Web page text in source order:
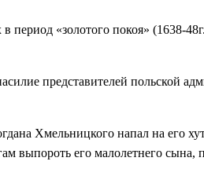
в период «золотого покоя» (1638-
представителей польской
Хмельницкого напал на его
его малолетнего сына,